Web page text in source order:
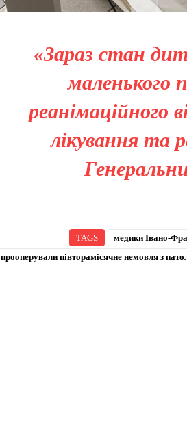
«Зараз стан
маленького
реанімаційного
лікування та
TAGS
медики Івано-
прооперували півторамісячне немовля з